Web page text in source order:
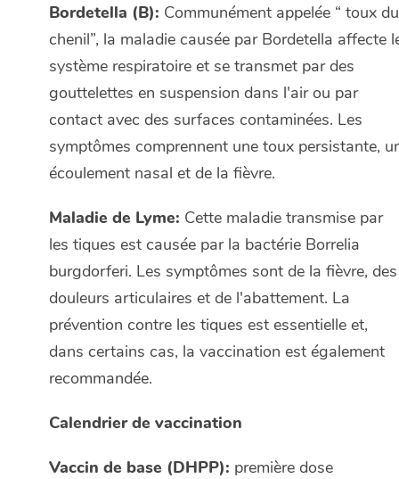
Bordetella (B): Communément appelée “ toux du
chenil”, la maladie causée par Bordetella affecte
système respiratoire et se transmet par des
gouttelettes en suspension dans l'air ou par
contact avec des surfaces contaminées. Les
symptômes comprennent une toux persistante,
écoulement nasal et de la fièvre.
Maladie de Lyme: Cette maladie transmise par
les tiques est causée par la bactérie Borrelia
burgdorferi. Les symptômes sont de la fièvre, des
douleurs articulaires et de l'abattement. La
prévention contre les tiques est essentielle et,
dans certains cas, la vaccination est également
recommandée.
Calendrier de vaccination
Vaccin de base (DHPP): première dose